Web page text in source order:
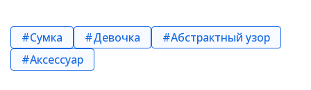
#Сумка #Девочка
#Абстрактный узор
#Аксессуар